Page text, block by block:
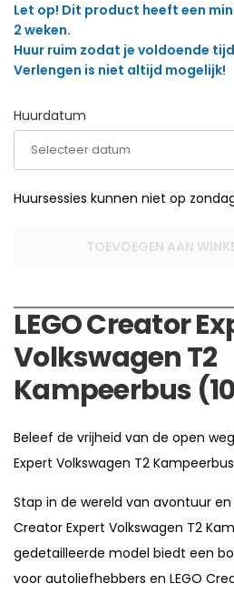
Let op! Dit product heeft een
2 weken.
Huur ruim zodat je voldoende
Verlengen is niet altijd mogelijk!
Huurdatum
Huursessies kunnen niet op
TOEVOEGEN AAN
LEGO Creator
Volkswagen T2
Kampeerbus
Beleef de vrijheid van de open
Expert Volkswagen T2
Stap in de wereld van avontuur en
Creator Expert Volkswagen T2
gedetailleerde model biedt een
voor autoliefhebbers en LEGO